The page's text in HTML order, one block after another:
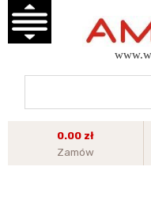
0.00 zł
Zamów